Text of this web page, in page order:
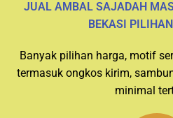
JUAL AMBAL SAJADAH
BEKASI
Banyak pilihan harga, motif
termasuk ongkos kirim,
minimal